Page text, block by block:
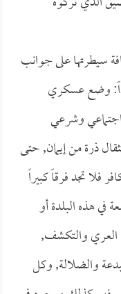
سيطرتها على جوانب
إذاً: وضع عسكري
وشرعي
ذرة من إيمان, حتى
فلا تجد فرقاً كبيراً
في هذه البلدة أو
العري والتكشف,
والضلالة, وكل